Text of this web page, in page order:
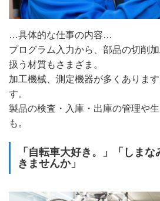
…具体的な仕事の内容…
プログラム入力から、部品の切削
扱う材質もさまざま。
加工機械、測定機器が多くありま
す。
製品の検査・入庫・出庫の管理や
も。
「自転車大好き。」「しま
きませんか」